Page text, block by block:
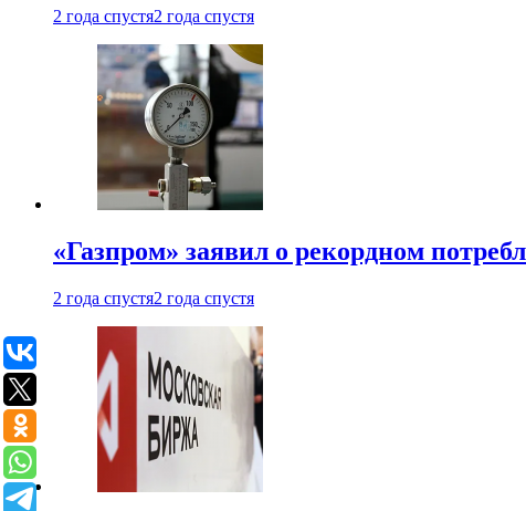
2 года спустя2 года спустя
«Газпром» заявил о рекордном
2 года спустя2 года спустя